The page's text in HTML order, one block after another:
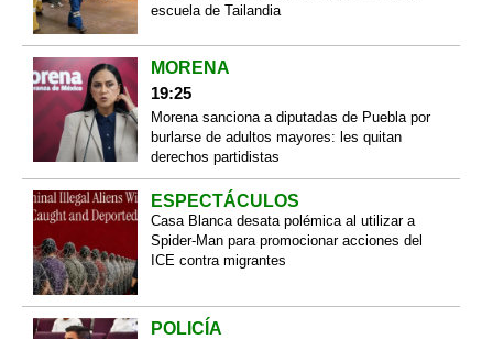
escuela de Tailandia
MORENA
19:25
Morena sanciona a diputadas de Puebla por
burlarse de adultos mayores: les quitan
derechos partidistas
ESPECTÁCULOS
Casa Blanca desata polémica al utilizar a
Spider-Man para promocionar acciones del
ICE contra migrantes
POLICÍA